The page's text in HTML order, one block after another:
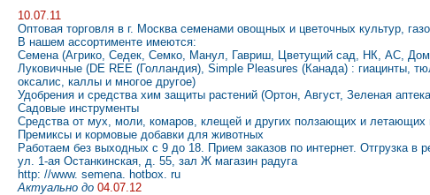
10.07.11
Оптовая торговля в г. Москва семенами овощных и цветочных культур,
В нашем ассортименте имеются:
Семена (Агрико, Седек, Семко, Манул, Гавриш, Цветущий сад, НК, АС,
Луковичные (DE REE (Голландия), Simple Pleasures (Канада) : гиацинты,
оксалис, каллы и многое другое)
Удобрения и средства хим защиты растений (Ортон, Август, Зеленая
Садовые инструменты
Средства от мух, моли, комаров, клещей и других ползающих и летающих
Премиксы и кормовые добавки для животных
Работаем без выходных с 9 до 18. Прием заказов по интернет. Отгрузка в
ул. 1-ая Останкинская, д. 55, зал Ж магазин радуга
http: //www. semena. hotbox. ru
Актуально до 04.07.12